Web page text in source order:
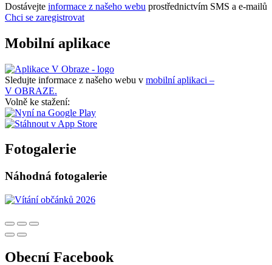
Dostávejte informace z našeho webu prostřednictvím SMS a e-mailů
Chci se zaregistrovat
Mobilní aplikace
Sledujte informace z našeho webu v mobilní aplikaci –
V OBRAZE.
Volně ke stažení:
Fotogalerie
Náhodná fotogalerie
Obecní Facebook